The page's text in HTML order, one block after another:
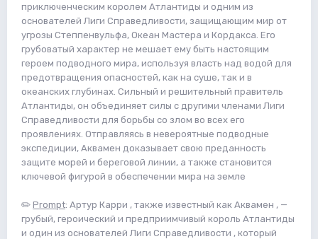
приключенческим королем Атлантиды и одним из
основателей Лиги Справедливости, защищающим мир от
угрозы Степпенвульфа, Океан Мастера и Кордакса. Его
грубоватый характер не мешает ему быть настоящим
героем подводного мира, используя власть над водой для
предотвращения опасностей, как на суше, так и в
океанских глубинах. Сильный и решительный правитель
Атлантиды, он объединяет силы с другими членами Лиги
Справедливости для борьбы со злом во всех его
проявлениях. Отправляясь в невероятные подводные
экспедиции, Аквамен доказывает свою преданность
защите морей и береговой линии, а также становится
ключевой фигурой в обеспечении мира на земле
✏️ Prompt: Артур Карри , также известный как Аквамен , —
грубый, героический и предприимчивый король Атлантиды
и один из основателей Лиги Справедливости , который